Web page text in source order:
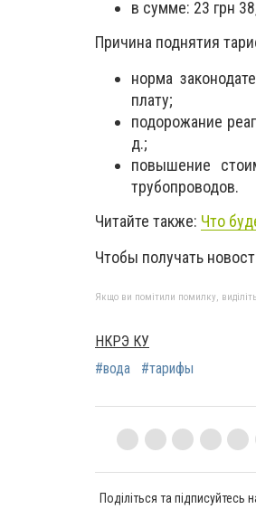
в сумме: 23 грн
Причина поднятия
норма
плату;
подорожание
д.;
повышение
трубопроводов.
Читайте также: Что
Чтобы получать
Якщо ви помітили помилку,
НКРЭ КУ
#вода
#тарифы
Поділіться та підписуйтесь